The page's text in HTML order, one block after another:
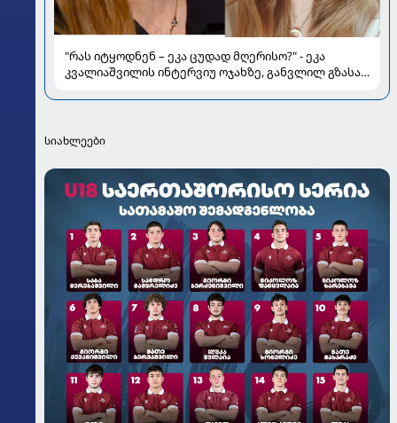
"რას იტყოდნენ – ეკა ცუდად მღერისო?" - ეკა
კვალიაშვილის ინტერვიუ ოჯახზე, განვლილ გზასა
სიახლეები